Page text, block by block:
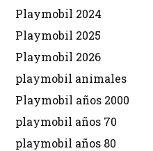
Playmobil 2024
Playmobil 2025
Playmobil 2026
playmobil animales
Playmobil años 2000
playmobil años 70
playmobil años 80